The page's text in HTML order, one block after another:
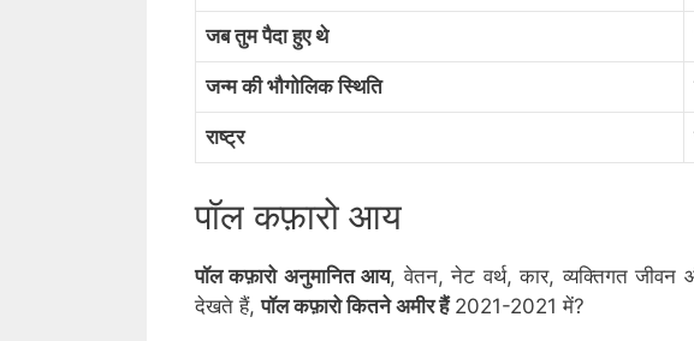
जब तुम पैदा हुए थे
जन्म की भौगोलिक स्थिति
राष्ट्र
पॉल कफ़ारो आय
पॉल कफ़ारो अनुमानित आय, वेतन, नेट वर्थ, कार, व्यक्तिगत
देखते हैं,पॉल कफ़ारो कितने अमीर हैं2021-2021 में?